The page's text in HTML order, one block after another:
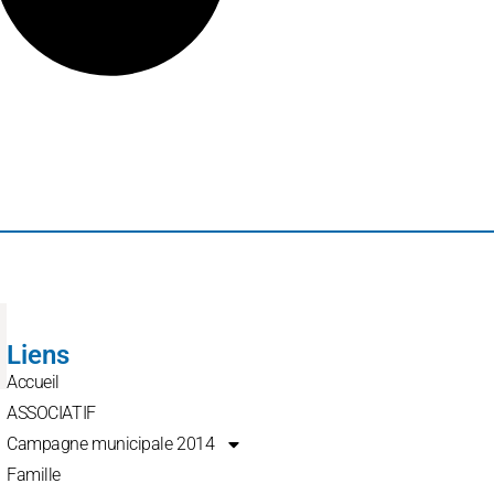
Liens
Accueil
ASSOCIATIF
Campagne municipale 2014
Famille